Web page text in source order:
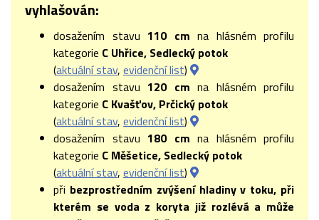
vyhlašován:
dosažením stavu 110 cm na hlásném profilu
kategorie C Uhřice, Sedlecký potok
(aktuální stav, evidenční list)
dosažením stavu 120 cm na hlásném profilu
kategorie C Kvašťov, Prčický potok
(aktuální stav, evidenční list)
dosažením stavu 180 cm na hlásném profilu
kategorie C Měšetice, Sedlecký potok
(aktuální stav, evidenční list)
při bezprostředním zvýšení hladiny v toku, při
kterém se voda z koryta již rozlévá a může